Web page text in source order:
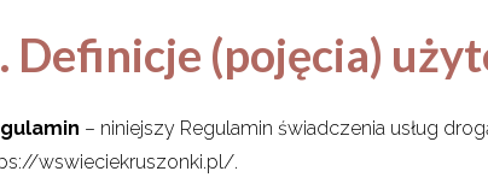
Definicje (pojęcia)
– niniejszy Regulamin świadczenia usług
wswieciekruszonki.pl/.